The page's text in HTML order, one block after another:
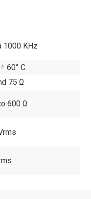
1000 KHz
60° C
75 Ω
600 Ω